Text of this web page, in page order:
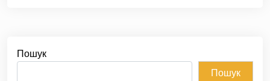
Пошук
Пошук